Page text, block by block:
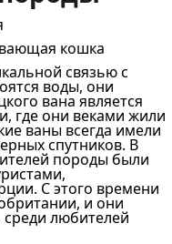
кошка
связью с
воды, они
вана является
где они веками жили
ваны всегда имели
спутников. В
породы были
С этого времени
и они
любителей